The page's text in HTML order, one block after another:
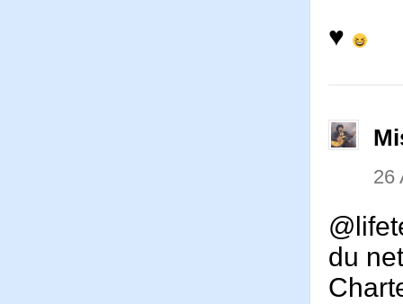
♥
26
du